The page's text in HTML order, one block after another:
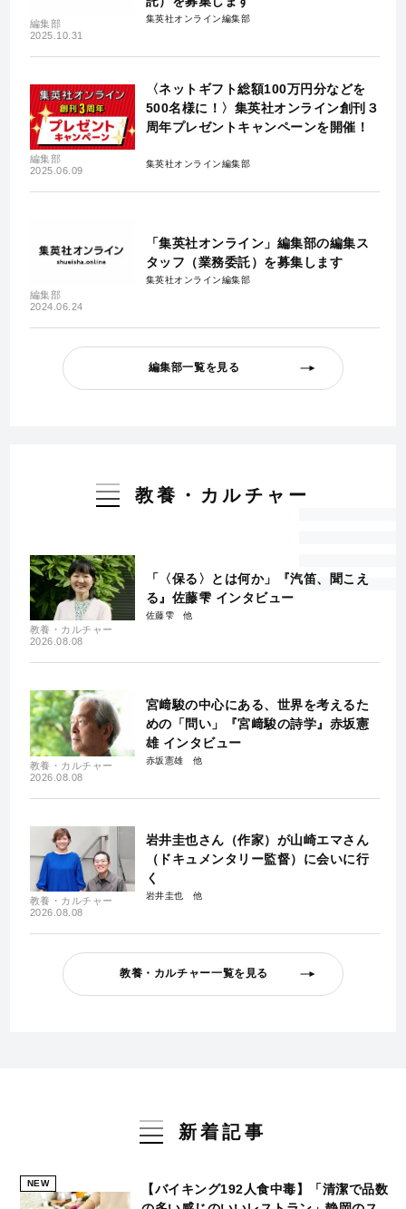
編集部
2025.10.31
集英社オンライン編集部
編集部
2025.06.09
〈ネットギフト総額100万円分などを
500名様に！〉集英社オンライン創刊３
周年プレゼントキャンペーンを開催！
集英社オンライン編集部
編集部
2024.06.24
「集英社オンライン」編集部の編集ス
タッフ（業務委託）を募集します
集英社オンライン編集部
編集部一覧を見る
教養・カルチャー
教養・カルチャー
2026.08.08
「〈保る〉とは何か」『汽笛、聞こえ
る』佐藤雫 インタビュー
佐藤雫
教養・カルチャー
2026.08.08
宮﨑駿の中心にある、世界を考えるた
めの「問い」『宮﨑駿の詩学』赤坂憲
雄 インタビュー
赤坂憲雄
教養・カルチャー
2026.08.08
岩井圭也さん（作家）が山崎エマさん
（ドキュメンタリー監督）に会いに行
く
岩井圭也
教養・カルチャー一覧を見る
新着記事
NEW
【バイキング192人食中毒】「清潔で品数